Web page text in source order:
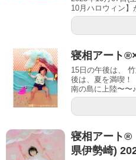
10月ハロウィン】
寝相アート
15日の午後は、
後は、夏を満喫！
南の島に上陸〜〜
寝相アート®
県伊勢崎)